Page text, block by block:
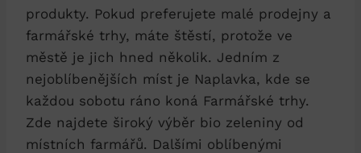
produkty. Pokud preferujete malé prodejny ‍a
farmářské trhy, ‌máte štěstí, protože ve
městě ⁣je jich hned několik. Jedním z
nejoblíbenějších míst ‍je‍ Naplavka, kde⁢ se
každou ‌sobotu ráno koná ⁣Farmářské trhy.
Zde najdete široký výběr‍ bio zeleniny od
místních farmářů. Dalšími oblíbenými